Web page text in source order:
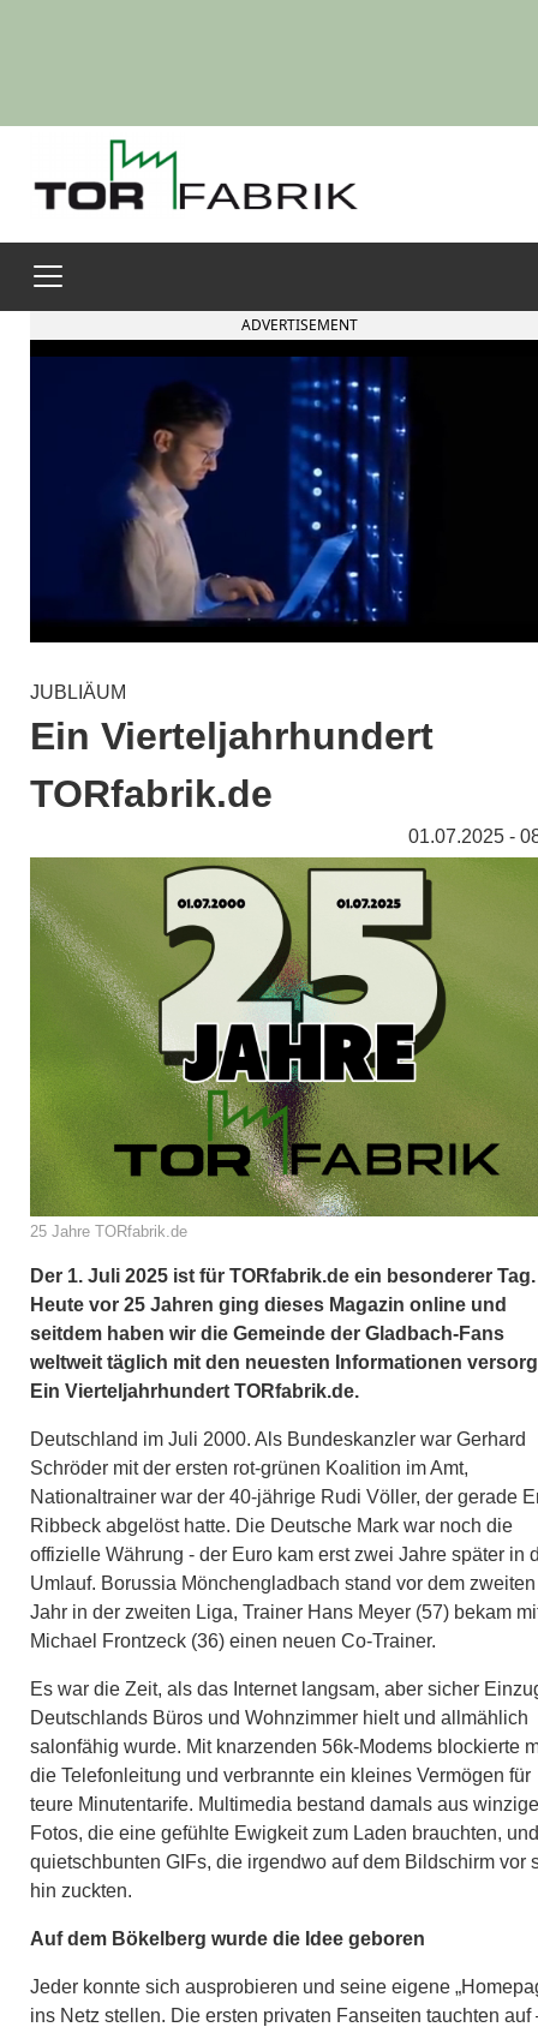
ADVERTISEMENT
JUBLIÄUM
Ein Vierteljahrhundert
TORfabrik.de
01.07.2025 -
25 Jahre TORfabrik.de
Der 1. Juli 2025 ist für TORfabrik.de ein besonderer Tag.
Heute vor 25 Jahren ging dieses Magazin online und
seitdem haben wir die Gemeinde der Gladbach-Fans
weltweit täglich mit den neuesten Informationen
Ein Vierteljahrhundert TORfabrik.de.
Deutschland im Juli 2000. Als Bundeskanzler war Gerhard
Schröder mit der ersten rot-grünen Koalition im Amt,
Nationaltrainer war der 40-jährige Rudi Völler, der gerade
Ribbeck abgelöst hatte. Die Deutsche Mark war noch die
offizielle Währung - der Euro kam erst zwei Jahre später in
Umlauf. Borussia Mönchengladbach stand vor dem zweiten
Jahr in der zweiten Liga, Trainer Hans Meyer (57) bekam
Michael Frontzeck (36) einen neuen Co-Trainer.
Es war die Zeit, als das Internet langsam, aber sicher
Deutschlands Büros und Wohnzimmer hielt und allmählich
salonfähig wurde. Mit knarzenden 56k-Modems blockierte
die Telefonleitung und verbrannte ein kleines Vermögen für
teure Minutentarife. Multimedia bestand damals aus
Fotos, die eine gefühlte Ewigkeit zum Laden brauchten, und
quietschbunten GIFs, die irgendwo auf dem Bildschirm vor
hin zuckten.
Auf dem Bökelberg wurde die Idee geboren
Jeder konnte sich ausprobieren und seine eigene
ins Netz stellen. Die ersten privaten Fanseiten tauchten auf